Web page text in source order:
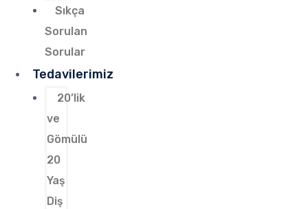
Sıkça
Sorulan
Sorular
Tedavilerimiz
20’lik
ve
Gömülü
20
Yaş
Diş